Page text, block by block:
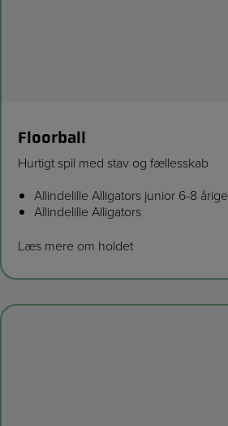
Floorball
Hurtigt spil med stav og fællesskab
Allindelille Alligators junior 6-8 årige
Allindelille Alligators
Læs mere om holdet